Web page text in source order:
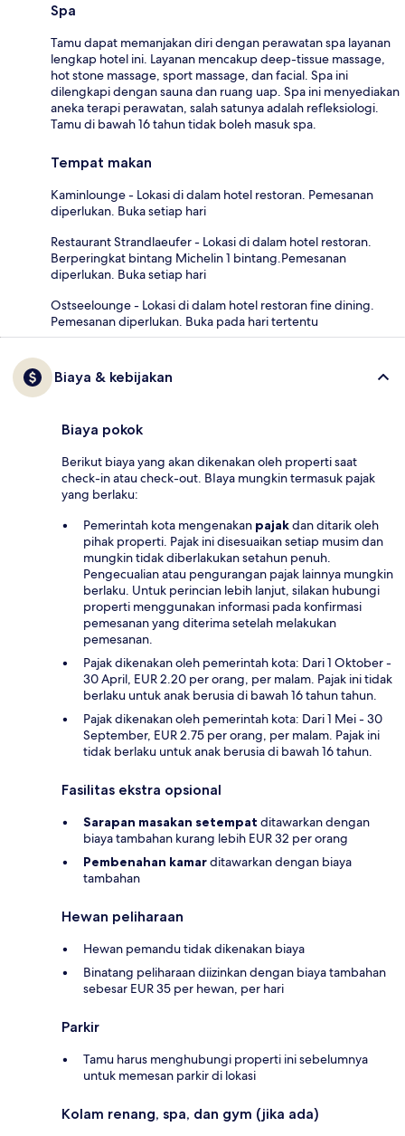
Spa
Tamu dapat memanjakan diri dengan perawatan spa layanan
lengkap hotel ini. Layanan mencakup deep-tissue massage,
hot stone massage, sport massage, dan facial. Spa ini
dilengkapi dengan sauna dan ruang uap. Spa ini menyediakan
aneka terapi perawatan, salah satunya adalah refleksiologi.
Tamu di bawah 16 tahun tidak boleh masuk spa.
Tempat makan
Kaminlounge - Lokasi di dalam hotel restoran. Pemesanan
diperlukan. Buka setiap hari
Restaurant Strandlaeufer - Lokasi di dalam hotel restoran.
Berperingkat bintang Michelin 1 bintang.Pemesanan
diperlukan. Buka setiap hari
Ostseelounge - Lokasi di dalam hotel restoran fine dining.
Pemesanan diperlukan. Buka pada hari tertentu
Biaya & kebijakan
Biaya pokok
Berikut biaya yang akan dikenakan oleh properti saat
check-in atau check-out. BIaya mungkin termasuk pajak
yang berlaku:
Pemerintah kota mengenakan pajakdan ditarik oleh
pihak properti. Pajak ini disesuaikan setiap musim dan
mungkin tidak diberlakukan setahun penuh.
Pengecualian atau pengurangan pajak lainnya mungkin
berlaku. Untuk perincian lebih lanjut, silakan hubungi
properti menggunakan informasi pada konfirmasi
pemesanan yang diterima setelah melakukan
pemesanan.
Pajak dikenakan oleh pemerintah kota: Dari 1 Oktober -
30 April, EUR 2.20 per orang, per malam. Pajak ini tidak
berlaku untuk anak berusia di bawah 16 tahun tahun.
Pajak dikenakan oleh pemerintah kota: Dari 1 Mei - 30
September, EUR 2.75 per orang, per malam. Pajak ini
tidak berlaku untuk anak berusia di bawah 16 tahun.
Fasilitas ekstra opsional
Sarapan masakan setempat ditawarkan dengan
biaya tambahan kurang lebih EUR 32 per orang
Pembenahan kamarditawarkan dengan biaya
tambahan
Hewan peliharaan
Hewan pemandu tidak dikenakan biaya
Binatang peliharaan diizinkan dengan biaya tambahan
sebesar EUR 35 per hewan, per hari
Parkir
Tamu harus menghubungi properti ini sebelumnya
untuk memesan parkir di lokasi
Kolam renang, spa, dan gym (jika ada)